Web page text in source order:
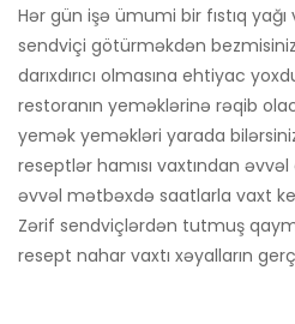
Hər gün işə ümumi bir fıstıq
sendviçi götürməkdən
darıxdırıcı olmasına ehtiyac
restoranın yeməklərinə rəqib
yemək yeməkləri yarada
reseptlər hamısı vaxtından
əvvəl mətbəxdə saatlarla vaxt
Zərif sendviçlərdən tutmuş
resept nahar vaxtı xəyalların